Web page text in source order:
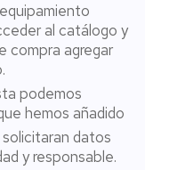
al catálogo y
compra agregar
podemos
hemos añadido
datos
y responsable.